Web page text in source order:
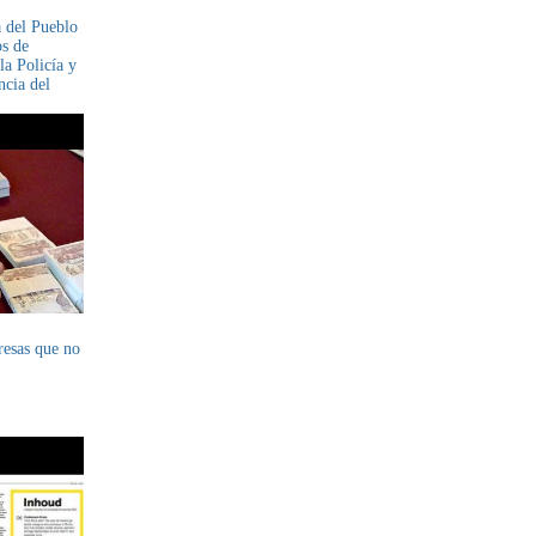
del Pueblo
de
Policía y
del
que no